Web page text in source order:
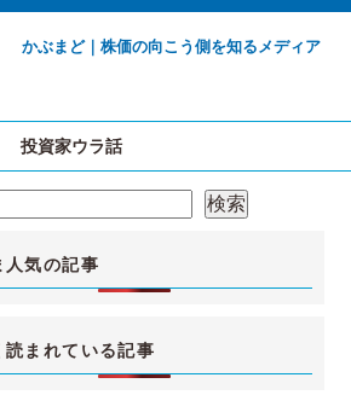
かぶまど｜株価の向こう側を知るメディア
投資家ウラ話
検索
人気の記事
読まれている記事